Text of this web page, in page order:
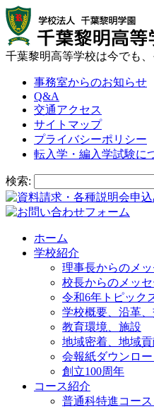
千葉黎明高等学校は今でも
事務室からのお知らせ
Q&A
交通アクセス
サイトマップ
プライバシーポリシー
転入学・編入学試験に
検索:
ホーム
学校紹介
理事長からのメ
校長からのメッ
令和6年トピック
学校概要、沿革
教育環境、施設
地域密着、地域
会報紙ダウンロー
創立100周年
コース紹介
普通科特進コー